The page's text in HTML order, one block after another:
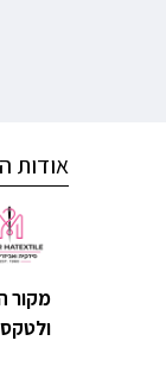
אודות
מקור